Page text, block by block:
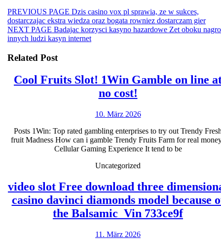
Beitragsnavigation
PREVIOUS PAGE Previous
post:
Dzis casino vox pl sprawia, ze w sukces,
dostarczajac ekstra wiedza oraz bogata rowniez dostarczam gier
NEXT PAGE Next
post:
Badajac korzysci kasyno hazardowe Zet oboku
innych ludzi kasyn internet
Related Post
Cool Fruits Slot! 1Win Gamble on line
no cost!
Slot!
1Win
Gamble
line
at
no
cost!
10. März 202610.
2026
Posts 1Win: Top rated gambling enterprises to try out Trendy
fruit Madness How can i gamble Trendy Fruits Farm for real
Cellular Gaming Experience It tend to be
Uncategorized
video slot Free download three
casino davinci diamonds model because
the Balsamic_Vin 733ce9fvideo
11. März 202611.